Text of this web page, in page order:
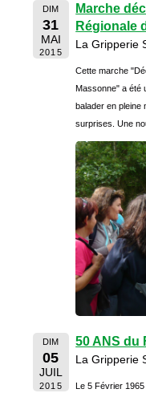
DIM
31
MAI
2015
Marche
Régionale
La Gripperie
Cette marche
Massonne" a été
balader en pleine
surprises. Une
DIM
05
JUIL
2015
50 ANS du
La Gripperie
Le 5 Février